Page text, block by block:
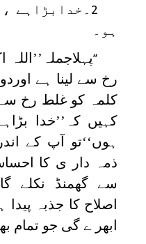
2 ۔خدابڑاہے
ہو۔
’’
رخ سے لینا ہے
کلمہ کو غلط رخ سے
کہیں کہ’’خدا
ہوں‘‘تو آپ کے
ذمہ دار ی کا
سے گھمنڈ نکلے
اصلاح کا جذبہ
ابھر ے گی جو تمام